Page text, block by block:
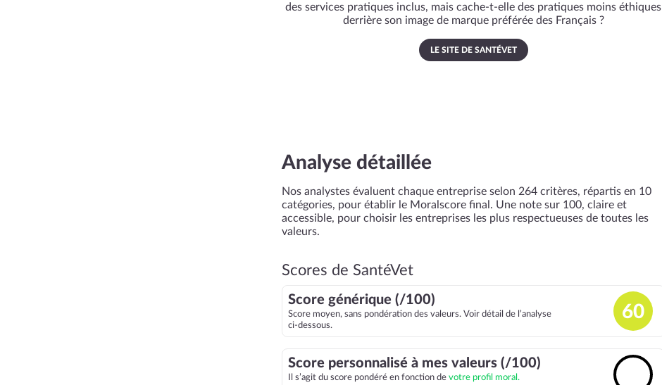
des services pratiques inclus, mais cache-t-elle des pratiques moins éthiques
derrière son image de marque préférée des Français ?
LE SITE DE SANTÉVET
Analyse détaillée
Nos analystes évaluent chaque entreprise selon 264 critères, répartis en 10
catégories, pour établir le Moralscore final. Une note sur 100, claire et
accessible, pour choisir les entreprises les plus respectueuses de toutes les
valeurs.
Scores de SantéVet
Score générique (/100)
Score moyen, sans pondération des valeurs. Voir détail de l’analyse
ci-dessous.
60
Score personnalisé à mes valeurs (/100)
Il s’agit du score pondéré en fonction de votre profil moral.